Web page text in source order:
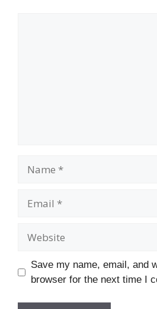
Save my name, email, and
browser for the next time I